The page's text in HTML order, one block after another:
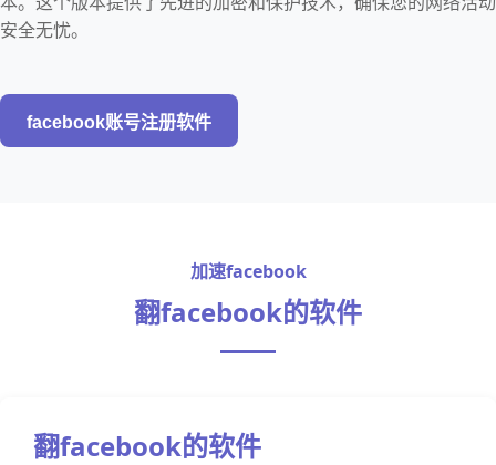
安全无忧。
facebook账号注册软件
加速facebook
翻facebook的软件
翻facebook的软件